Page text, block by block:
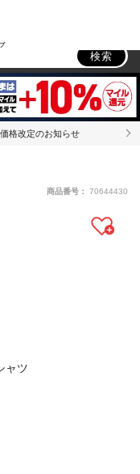
検索
格改定のお知らせ
商品番号： 70644430